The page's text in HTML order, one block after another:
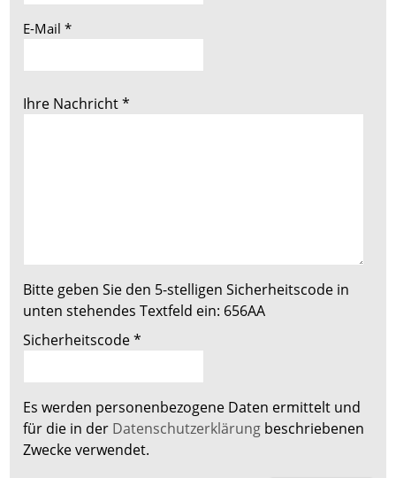
E-Mail*
Ihre Nachricht*
Bitte geben Sie den 5-stelligen Sicherheitscode in
unten stehendes Textfeld ein: 656AA
Sicherheitscode*
Es werden personenbezogene Daten ermittelt und
für die in der Datenschutzerklärung beschriebenen
Zwecke verwendet.